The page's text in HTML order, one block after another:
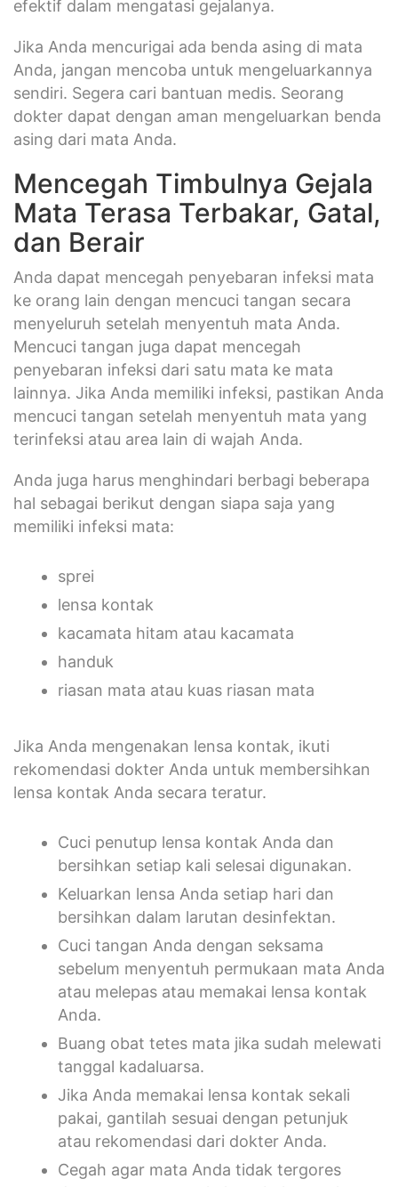
efektif dalam mengatasi gejalanya.
Jika Anda mencurigai ada benda asing di mata
Anda, jangan mencoba untuk mengeluarkannya
sendiri. Segera cari bantuan medis. Seorang
dokter dapat dengan aman mengeluarkan benda
asing dari mata Anda.
Mencegah Timbulnya Gejala
Mata Terasa Terbakar, Gatal,
dan Berair
Anda dapat mencegah penyebaran infeksi mata
ke orang lain dengan mencuci tangan secara
menyeluruh setelah menyentuh mata Anda.
Mencuci tangan juga dapat mencegah
penyebaran infeksi dari satu mata ke mata
lainnya. Jika Anda memiliki infeksi, pastikan Anda
mencuci tangan setelah menyentuh mata yang
terinfeksi atau area lain di wajah Anda.
Anda juga harus menghindari berbagi beberapa
hal sebagai berikut dengan siapa saja yang
memiliki infeksi mata:
sprei
lensa kontak
kacamata hitam atau kacamata
handuk
riasan mata atau kuas riasan mata
Jika Anda mengenakan lensa kontak, ikuti
rekomendasi dokter Anda untuk membersihkan
lensa kontak Anda secara teratur.
Cuci penutup lensa kontak Anda dan
bersihkan setiap kali selesai digunakan.
Keluarkan lensa Anda setiap hari dan
bersihkan dalam larutan desinfektan.
Cuci tangan Anda dengan seksama
sebelum menyentuh permukaan mata Anda
atau melepas atau memakai lensa kontak
Anda.
Buang obat tetes mata jika sudah melewati
tanggal kadaluarsa.
Jika Anda memakai lensa kontak sekali
pakai, gantilah sesuai dengan petunjuk
atau rekomendasi dari dokter Anda.
Cegah agar mata Anda tidak tergores